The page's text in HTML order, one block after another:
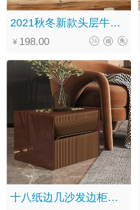
2021秋冬新款头层牛皮森系复古休闲百搭系带中筒马丁靴女
198.00
十八纸边几沙发边柜小茶几